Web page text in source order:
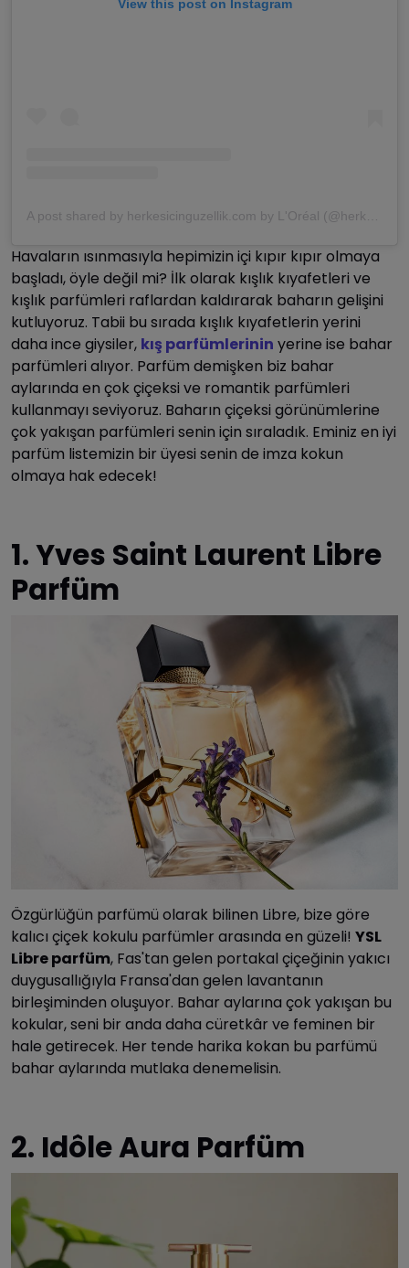
View this post on Instagram
A post shared by herkesicinguzellik.com by L'Oréal (@herkesicinguzellikcom)
Havaların ısınmasıyla hepimizin içi kıpır kıpır olmaya
başladı, öyle değil mi? İlk olarak kışlık kıyafetleri ve
kışlık parfümleri raflardan kaldırarak baharın gelişini
kutluyoruz. Tabii bu sırada kışlık kıyafetlerin yerini
daha ince giysiler, kış parfümlerinin yerine ise bahar
parfümleri alıyor. Parfüm demişken biz bahar
aylarında en çok çiçeksi ve romantik parfümleri
kullanmayı seviyoruz. Baharın çiçeksi görünümlerine
çok yakışan parfümleri senin için sıraladık. Eminiz en iyi
parfüm listemizin bir üyesi senin de imza kokun
olmaya hak edecek!
1. Yves Saint Laurent Libre
Parfüm
Özgürlüğün parfümü olarak bilinen Libre, bize göre
kalıcı çiçek kokulu parfümler arasında en güzeli! YSL
Libre parfüm, Fas'tan gelen portakal çiçeğinin yakıcı
duygusallığıyla Fransa'dan gelen lavantanın
birleşiminden oluşuyor. Bahar aylarına çok yakışan bu
kokular, seni bir anda daha cüretkâr ve feminen bir
hale getirecek. Her tende harika kokan bu parfümü
bahar aylarında mutlaka denemelisin.
2. Idôle Aura Parfüm